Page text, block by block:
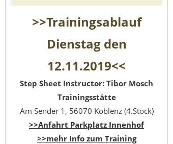
>>Trainingsablauf
Dienstag den
12.11.2019<<
Step Sheet Instructor: Tibor Mosch
Trainingsstätte
Am Sender 1, 56070 Koblenz (4.Stock)
>>Anfahrt Parkplatz Innenhof
>>mehr Info zum Training